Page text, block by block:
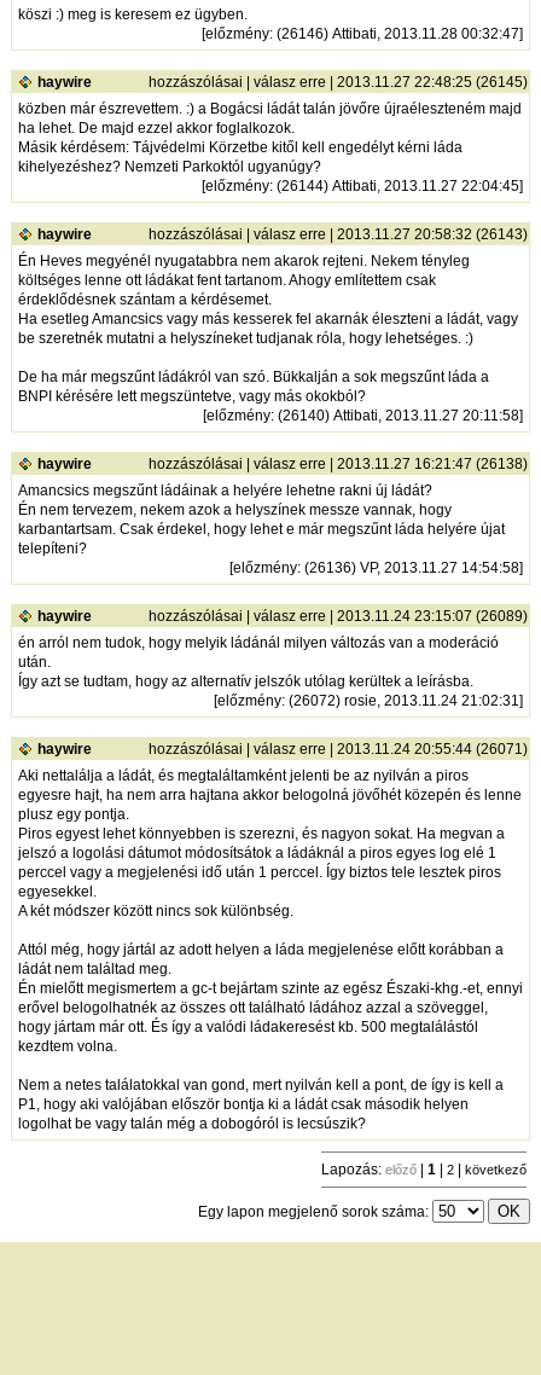
köszi :) meg is keresem ez ügyben.
[előzmény: (26146) Attibati, 2013.11.28 00:32:47]
haywire hozzászólásai |válasz erre | 2013.11.27 22:48:25 (26145)
közben már észrevettem. :) a Bogácsi ládát talán jövőre újraéleszteném majd
ha lehet. De majd ezzel akkor foglalkozok.
Másik kérdésem: Tájvédelmi Körzetbe kitől kell engedélyt kérni láda
kihelyezéshez? Nemzeti Parkoktól ugyanúgy?
[előzmény: (26144) Attibati, 2013.11.27 22:04:45]
haywire hozzászólásai |válasz erre | 2013.11.27 20:58:32 (26143)
Én Heves megyénél nyugatabbra nem akarok rejteni. Nekem tényleg
költséges lenne ott ládákat fent tartanom. Ahogy említettem csak
érdeklődésnek szántam a kérdésemet.
Ha esetleg Amancsics vagy más kesserek fel akarnák éleszteni a ládát, vagy
be szeretnék mutatni a helyszíneket tudjanak róla, hogy lehetséges. :)
De ha már megszűnt ládákról van szó. Bükkalján a sok megszűnt láda a
BNPI kérésére lett megszüntetve, vagy más okokból?
[előzmény: (26140) Attibati, 2013.11.27 20:11:58]
haywire hozzászólásai |válasz erre | 2013.11.27 16:21:47 (26138)
Amancsics megszűnt ládáinak a helyére lehetne rakni új ládát?
Én nem tervezem, nekem azok a helyszínek messze vannak, hogy
karbantartsam. Csak érdekel, hogy lehet e már megszűnt láda helyére újat
telepíteni?
[előzmény: (26136) VP, 2013.11.27 14:54:58]
haywire hozzászólásai |válasz erre | 2013.11.24 23:15:07 (26089)
én arról nem tudok, hogy melyik ládánál milyen változás van a moderáció
után.
Így azt se tudtam, hogy az alternatív jelszók utólag kerültek a leírásba.
[előzmény: (26072) rosie, 2013.11.24 21:02:31]
haywire hozzászólásai |válasz erre | 2013.11.24 20:55:44 (26071)
Aki nettalálja a ládát, és megtaláltamként jelenti be az nyilván a piros
egyesre hajt, ha nem arra hajtana akkor belogolná jövőhét közepén és lenne
plusz egy pontja.
Piros egyest lehet könnyebben is szerezni, és nagyon sokat. Ha megvan a
jelszó a logolási dátumot módosítsátok a ládáknál a piros egyes log elé 1
perccel vagy a megjelenési idő után 1 perccel. Így biztos tele lesztek piros
egyesekkel.
A két módszer között nincs sok különbség.
Attól még, hogy jártál az adott helyen a láda megjelenése előtt korábban a
ládát nem találtad meg.
Én mielőtt megismertem a gc-t bejártam szinte az egész Északi-khg.-et, ennyi
erővel belogolhatnék az összes ott található ládához azzal a szöveggel,
hogy jártam már ott. És így a valódi ládakeresést kb. 500 megtalálástól
kezdtem volna.
Nem a netes találatokkal van gond, mert nyilván kell a pont, de így is kell a
P1, hogy aki valójában először bontja ki a ládát csak második helyen
logolhat be vagy talán még a dobogóról is lecsúszik?
Lapozás:előző |1 | 2 |következő
Egy lapon megjelenő sorok száma: